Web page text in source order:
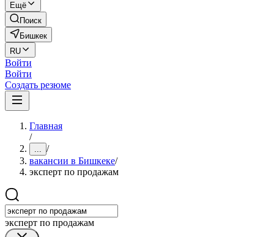
Ещё
Поиск
Бишкек
RU
Войти
Войти
Создать резюме
Главная
/
... /
вакансии в Бишкеке/
эксперт по продажам
эксперт по продажам